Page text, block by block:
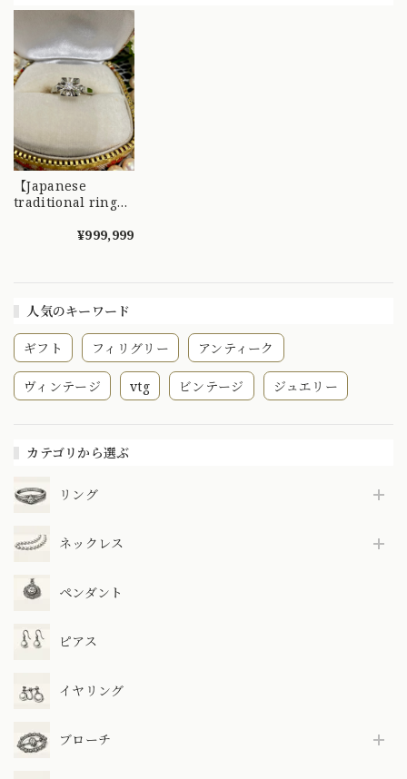
人気のキーワード
ギフト フィリグリー アンティーク
ヴィンテージ vtg ビンテージ ジュエリー
カテゴリから選ぶ
リング
ネックレス
ペンダント
ピアス
イヤリング
ブローチ
【Japanese
traditional ring】
珍しい箱爪がキュー
¥999,999